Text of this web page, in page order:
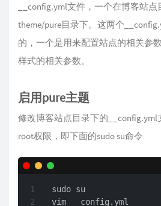
__config.yml文件，一个在博客站
theme/pure目录下。这两个
的，一个是用来配置站点的相关参
样式的相关参数。
启用pure主题
修改博客站点目录下的
root权限，即下面的sudo su命令
sudo su
vim __config.yml